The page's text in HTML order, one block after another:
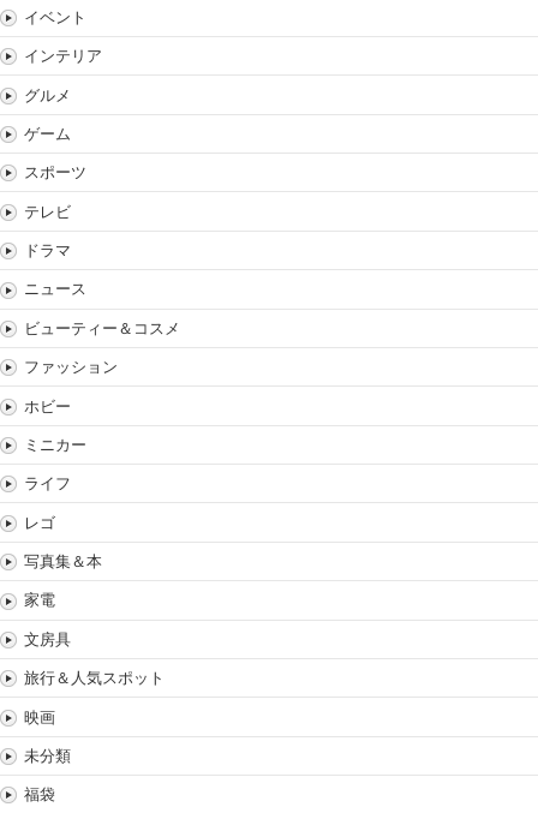
イベント
インテリア
グルメ
ゲーム
スポーツ
テレビ
ドラマ
ニュース
ビューティー＆コスメ
ファッション
ホビー
ミニカー
ライフ
レゴ
写真集＆本
家電
文房具
旅行＆人気スポット
映画
未分類
福袋